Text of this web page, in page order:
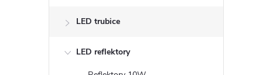
LED trubice
LED reflektory